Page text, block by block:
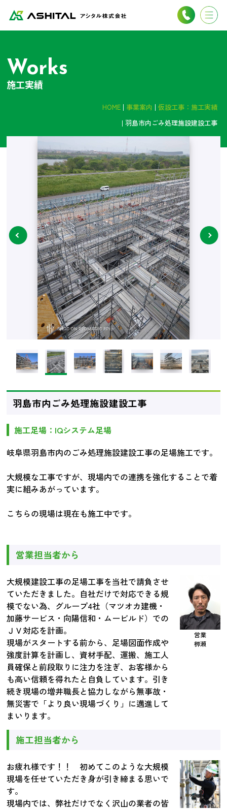
Works
施工実績
HOME 事業案内
仮設工事：施工実績
羽島市内ごみ処理施設建設工事
next
羽島市内ごみ処理施設建設工事
施工足場：IQシステム足場
岐阜県羽島市内のごみ処理施設建設工事の足場施工です。
大規模な工事ですが、現場内での連携を強化することで着
実に組みあがっています。
こちらの現場は現在も施工中です。
営業担当者から
営業
栁瀬
大規模建設工事の足場工事を当社で請負させ
ていただきました。自社だけで対応できる規
模でない為、グループ4社（マツオカ建機・
加藤サービス・向陽信和・ムービルド）での
ＪＶ対応を計画。
現場がスタートする前から、足場図面作成や
強度計算を計画し、資材手配、運搬、施工人
員確保と前段取りに注力を注ぎ、お客様から
も高い信頼を得れたと自負しています。引き
続き現場の増井職長と協力しながら無事故・
無災害で「より良い現場づくり」に邁進して
まいります。
施工担当者から
お疲れ様です！！ 初めてこのような大規模
現場を任せていただき身が引き締まる思いで
す。
現場内では、弊社だけでなく沢山の業者の皆